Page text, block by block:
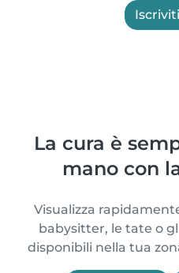
La cura è
mano con
Visualizza
babysitter, le tate o
disponibili nella tua